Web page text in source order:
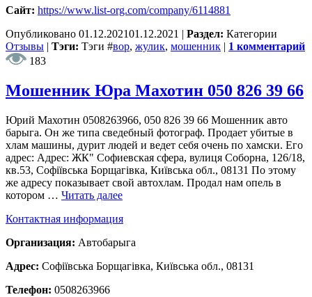
Сайт: https://www.list-org.com/company/6114881
Опубликовано 01.12.202101.12.2021 | Раздел: Категории
Отзывы | Тэги: Тэги #вор, жулик, мошенник | 1 комментарий
183
Мошенник Юра Махотин 050 826 39 66
Юрий Махотин 0508263966, 050 826 39 66 Мошенник авто
барыга. Он же типа сведебный фотограф. Продает убитые в
хлам машины, дурит людей и ведет себя очень по хамски. Его
адрес: Адрес: ЖК" Софиевская сфера, вулиця Соборна, 126/18,
кв.53, Софіївська Борщагівка, Київська обл., 08131 По этому
же адресу показывает свой автохлам. Продал нам опель в
котором … Читать далее
Контактная информация
Организация: Автобарыга
Адрес: Софіївська Борщагівка, Київська обл., 08131
Телефон: 0508263966